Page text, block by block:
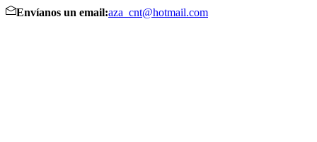
Envíanos un email:aza_cnt@hotmail.com